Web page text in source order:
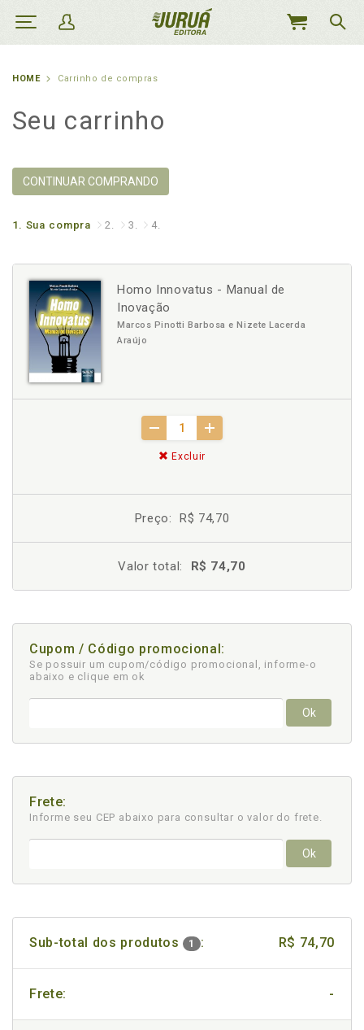
MEU
HOME Carrinho de compras
Seu carrinho
CONTINUAR COMPRANDO
1. Sua compra 2. 3. 4.
Homo Innovatus - Manual de
Inovação
Marcos Pinotti Barbosa e Nizete Lacerda
Araújo
Excluir
Preço: R$ 74,70
Valor total: R$ 74,70
Cupom / Código promocional:
Se possuir um cupom/código promocional, informe-o
abaixo e clique em ok
Ok
Frete:
Informe seu CEP abaixo para consultar o valor do frete.
Ok
Sub-total dos produtos 1 : R$ 74,70
Frete: -